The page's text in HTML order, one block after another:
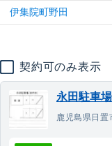
伊集院町野田
契約可のみ表示
永田駐車場
鹿児島県日置